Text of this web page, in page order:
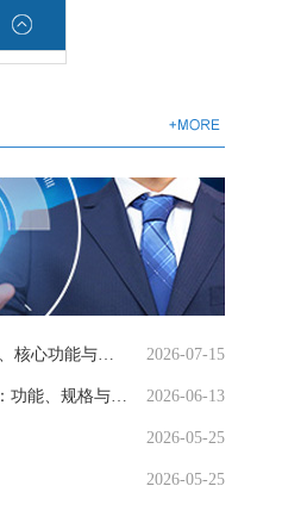
2026-07-15
CA550多功能校验仪：工作原理、核心功能与应用场景解析
2026-06-13
一文读懂FLXA21两线制分析仪：功能、规格与智能化应用
2026-05-25
2026-05-25